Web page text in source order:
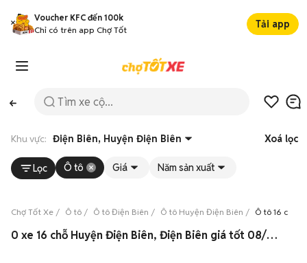
Voucher KFC đến 100k
Chỉ có trên app Chợ Tốt
Tải app
Khu vực: Điện Biên, Huyện Điện Biên Xoá lọc
Lọc Ô tô Giá Năm sản xuất
Chợ Tốt Xe Ô tô Ô tô Điện Biên Ô tô Huyện Điện Biên Ô tô 16 chỗ
0 xe 16 chỗ Huyện Điện Biên, Điện Biên giá tốt 08/2026